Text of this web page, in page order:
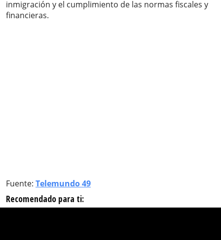
inmigración y el cumplimiento de las normas fiscales y
financieras.
Fuente: Telemundo 49
Recomendado para ti: